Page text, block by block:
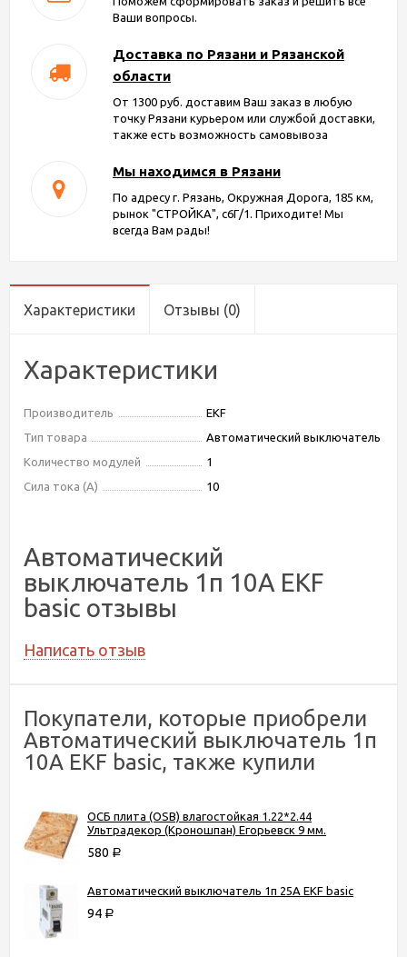
Ваши вопросы.
Доставка по Рязани и Рязанской
области
От 1300 руб. доставим Ваш заказ в любую
точку Рязани курьером или службой доставки,
также есть возможность самовывоза
Мы находимся в Рязани
По адресу г. Рязань, Окружная Дорога, 185 км,
рынок "СТРОЙКА", с6Г/1. Приходите! Мы
всегда Вам рады!
Характеристики Отзывы (0)
Характеристики
Производитель
EKF
Тип товара
Автоматический выключатель
Количество модулей
1
Сила тока (А)
10
Автоматический
выключатель 1п 10А EKF
basic отзывы
Написать отзыв
Покупатели, которые приобрели
Автоматический выключатель 1п
10А EKF basic, также купили
ОСБ плита (OSB) влагостойкая 1.22*2.44
Ультрадекор (Кроношпан) Егорьевск 9 мм.
580 Р
Автоматический выключатель 1п 25А EKF basic
94 Р